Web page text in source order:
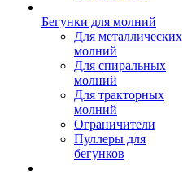
Бегунки для молний
Для металлических
молний
Для спиральных
молний
Для тракторных
молний
Ограничители
Пуллеры для
бегунков